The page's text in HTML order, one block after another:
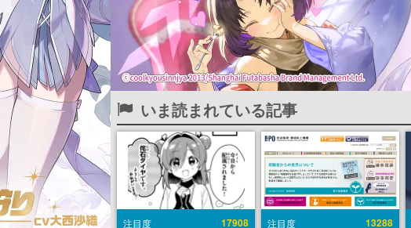
いま読まれている記事
注目度 17908 注目度 13288